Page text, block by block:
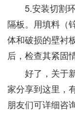
5.安装切割环
隔板。用填料（
体和破损的壁衬
后，检查其紧固
好了，关于新
家分享到这里，
朋友们可详细咨